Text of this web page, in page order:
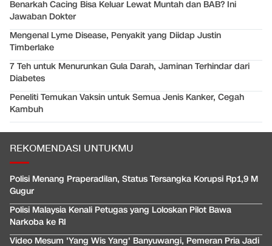
Benarkah Cacing Bisa Keluar Lewat Muntah dan BAB? Ini
Jawaban Dokter
Mengenal Lyme Disease, Penyakit yang Diidap Justin
Timberlake
7 Teh untuk Menurunkan Gula Darah, Jaminan Terhindar dari
Diabetes
Peneliti Temukan Vaksin untuk Semua Jenis Kanker, Cegah
Kambuh
REKOMENDASI UNTUKMU
Polisi Menang Praperadilan, Status Tersangka Korupsi Rp1,9 M
Gugur
Polisi Malaysia Kenali Petugas yang Loloskan Pilot Bawa
Narkoba ke RI
Video Mesum 'Yang Wis Yang' Banyuwangi, Pemeran Pria Jadi